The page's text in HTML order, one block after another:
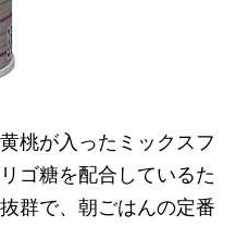
桃が入ったミックスフ
ゴ糖を配合しているた
群で、朝ごはんの定番